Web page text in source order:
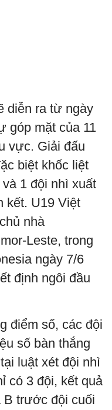
diễn ra từ ngày
góp mặt của 11
vực. Giải đấu
biệt khốc liệt
1 đội nhì xuất
kết. U19 Việt
nhà
Leste, trong
ngày 7/6
định ngôi đầu
điểm số, các đội
số bàn thắng
luật xét đội nhì
có 3 đội, kết quả
B trước đội cuối